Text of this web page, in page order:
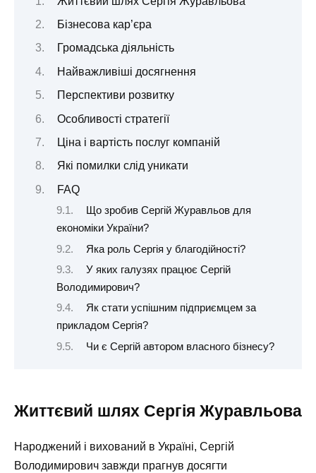
Бізнесова кар’єра
Громадська діяльність
Найважливіші досягнення
Перспективи розвитку
Особливості стратегії
Ціна і вартість послуг компаній
Які помилки слід уникати
FAQ
Що зробив Сергій Журавльов для
економіки України?
Яка роль Сергія у благодійності?
У яких галузях працює Сергій
Володимирович?
Як стати успішним підприємцем за
прикладом Сергія?
Чи є Сергій автором власного бізнесу?
Життєвий шлях Сергія Журавльова
Народжений і вихований в Україні, Сергій
Володимирович завжди прагнув досягти